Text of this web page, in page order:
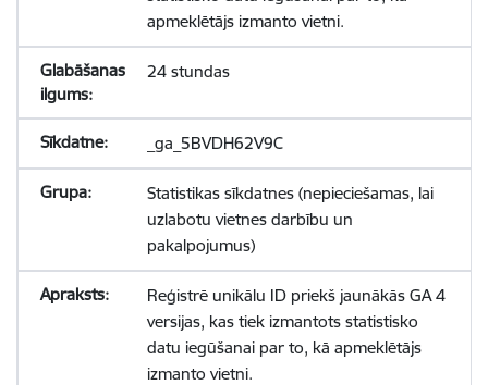
apmeklētājs izmanto vietni.
24 stundas
_ga_5BVDH62V9C
Statistikas sīkdatnes (nepieciešamas, lai
uzlabotu vietnes darbību un
pakalpojumus)
Reģistrē unikālu ID priekš jaunākās GA 4
versijas, kas tiek izmantots statistisko
datu iegūšanai par to, kā apmeklētājs
izmanto vietni.